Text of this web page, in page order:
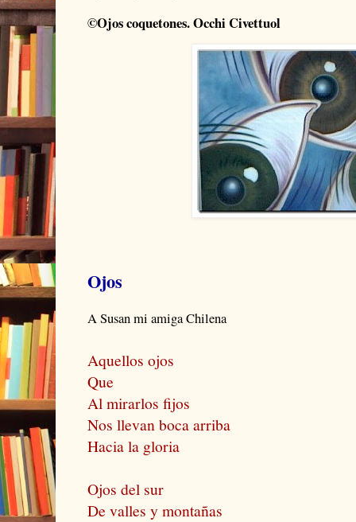
©Ojos coquetones. Occhi Civettuol
Ojos
A Susan mi amiga Chilena
Aquellos ojos
Que
Al mirarlos fijos
Nos llevan boca arriba
Hacia la gloria
Ojos del sur
De valles y montañas